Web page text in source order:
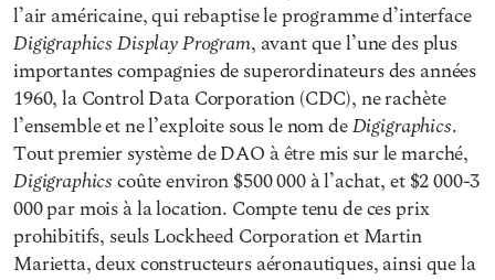
l’air américaine, qui rebaptise le programme d’interface
Digigraphics Display Program, avant que l’une des plus
importantes compagnies de superordinateurs des années
1960, la Control Data Corporation (CDC), ne rachète
l’ensemble et ne l’exploite sous le nom de Digigraphics.
Tout premier système de DAO à être mis sur le marché,
Digigraphics coûte environ $500 000 à l’achat, et $2 000-3
000 par mois à la location. Compte tenu de ces prix
prohibitifs, seuls Lockheed Corporation et Martin
Marietta, deux constructeurs aéronautiques, ainsi que la